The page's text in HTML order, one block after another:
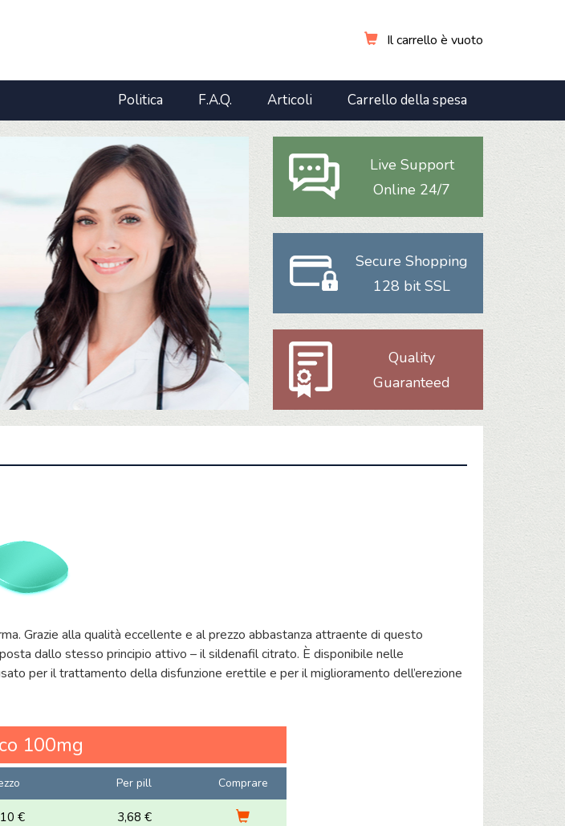
Il carrello è vuoto
Politica F.A.Q. Articoli Carrello della spesa
Live Support
Online 24/7
Secure Shopping
128 bit SSL
Quality
Guaranteed
Grazie alla qualità eccellente e al prezzo abbastanza attraente di questo
dallo stesso principio attivo – il sildenafil citrato. È disponibile nelle
per il trattamento della disfunzione erettile e per il miglioramento dell’erezione
100mg
Per pill Comprare
€ 3,68 €